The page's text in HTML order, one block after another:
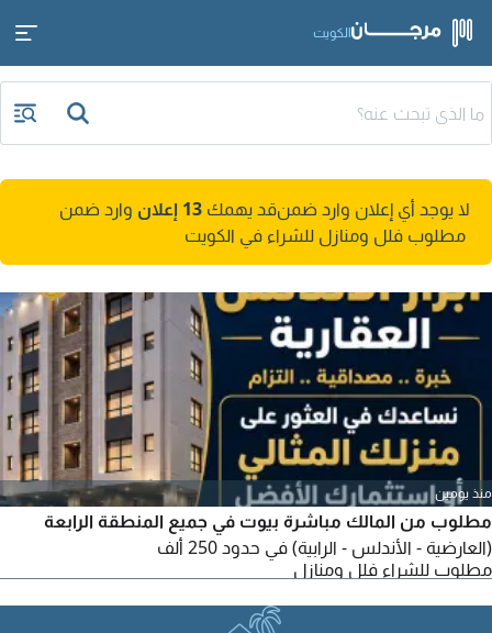
الكويت
لا يوجد أي إعلان وارد ضمنقد يهمك 13 إعلان
وارد ضمن
مطلوب فلل ومنازل للشراء في الكويت
منذ يومين
مطلوب من المالك مباشرة بيوت في جميع المنطقة الرابعة
(العارضية - الأندلس - الرابية) في حدود 250 ألف
مطلوب للشراء فلل ومنازل